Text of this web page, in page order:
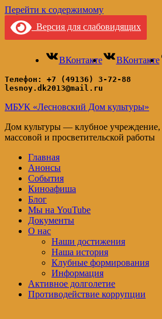
Перейти к содержимому
Версия для слабовидящих
ВКонтакте ВКонтакте
Телефон: +7 (49136) 3-72-88
lesnoy.dk2013@mail.ru
МБУК «Лесновский Дом культуры»
Дом культуры — клубное учреждение,
массовой и просветительской работы
Главная
Анонсы
События
Киноафиша
Блог
Мы на YouTube
Документы
О нас
Наши достижения
Наша история
Клубные формирования
Информация
Активное долголетие
Противодействие коррупции